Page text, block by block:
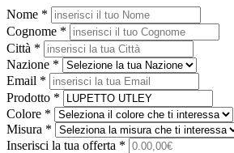
Nome *
Cognome *
Città *
Nazione *
Email *
Prodotto *
Colore *
Misura *
Inserisci la tua offerta *